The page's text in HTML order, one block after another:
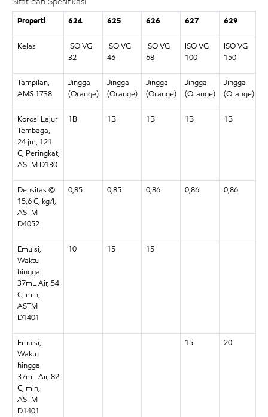
Properti 624 625 626 627 629
Kelas
ISO VG
32
ISO VG
46
ISO VG
68
ISO VG
100
ISO VG
150
Tampilan,
AMS 1738
Jingga
(Orange)
Jingga
(Orange)
Jingga
(Orange)
Jingga
(Orange)
Jingga
(Orange)
Korosi Lajur
Tembaga,
24 jm, 121
C, Peringkat,
ASTM D130
1B 1B 1B 1B 1B
Densitas @
15,6 C, kg/l,
ASTM
D4052
0,85 0,85 0,86 0,86 0,86
Emulsi,
Waktu
hingga
37mL Air, 54
C, min,
ASTM
D1401
10 15 15
Emulsi,
Waktu
hingga
37mL Air, 82
C, min,
ASTM
D1401
15 20